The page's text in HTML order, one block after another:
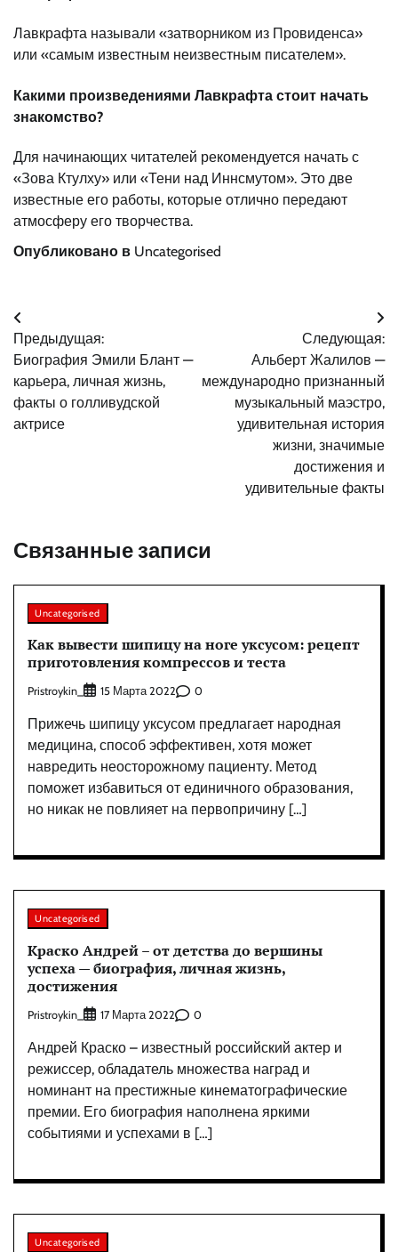
Лавкрафта называли «затворником из Провиденса»
или «самым известным неизвестным писателем».
Какими произведениями Лавкрафта стоит начать
знакомство?
Для начинающих читателей рекомендуется начать с
«Зова Ктулху» или «Тени над Иннсмутом». Это две
известные его работы, которые отлично передают
атмосферу его творчества.
Опубликовано в Uncategorised
Навигация
по
записям
Предыдущая:
Биография Эмили Блант —
карьера, личная жизнь,
факты о голливудской
актрисе
Следующая:
Альберт Жалилов —
международно признанный
музыкальный маэстро,
удивительная история
жизни, значимые
достижения и
удивительные факты
Связанные записи
Uncategorised
Как вывести шипицу на ноге уксусом: рецепт
приготовления компрессов и теста
Pristroykin_ 15 Марта 2022 0
Прижечь шипицу уксусом предлагает народная
медицина, способ эффективен, хотя может
навредить неосторожному пациенту. Метод
поможет избавиться от единичного образования,
но никак не повлияет на первопричину […]
Uncategorised
Краско Андрей – от детства до вершины
успеха — биография, личная жизнь,
достижения
Pristroykin_ 17 Марта 2022 0
Андрей Краско – известный российский актер и
режиссер, обладатель множества наград и
номинант на престижные кинематографические
премии. Его биография наполнена яркими
событиями и успехами в […]
Uncategorised